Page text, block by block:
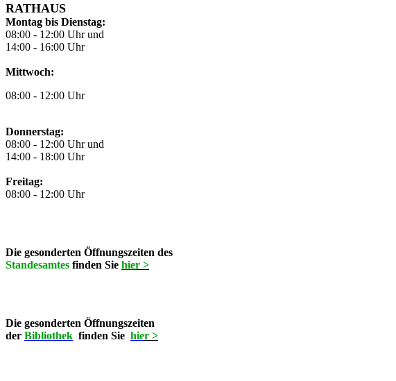
RATHAUS
Montag bis Dienstag:
08:00 - 12:00 Uhr und
14:00 - 16:00 Uhr
Mittwoch:
08:00 - 12:00 Uhr
Donnerstag:
08:00 - 12:00 Uhr und
14:00 - 18:00 Uhr
Freitag:
08:00 - 12:00 Uhr
Die gesonderten Öffnungszeiten des
Standesamtes finden Sie hier >
Die gesonderten Öffnungszeiten
der Bibliothek finden Sie hier >